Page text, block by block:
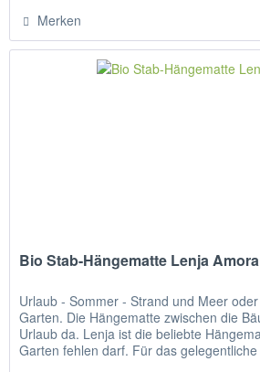
Merken
Bio Stab-Hängematte Lenja Amora
Urlaub - Sommer - Strand und Meer
Garten. Die Hängematte zwischen die
Urlaub da. Lenja ist die beliebte
Garten fehlen darf. Für das